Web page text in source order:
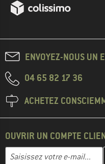
ENVOYEZ-NOUS UN
04 65 82 17 36
ACHETEZ
OUVRIR UN COMPTE
Adresse e-mail
Entrez votre adresse e-